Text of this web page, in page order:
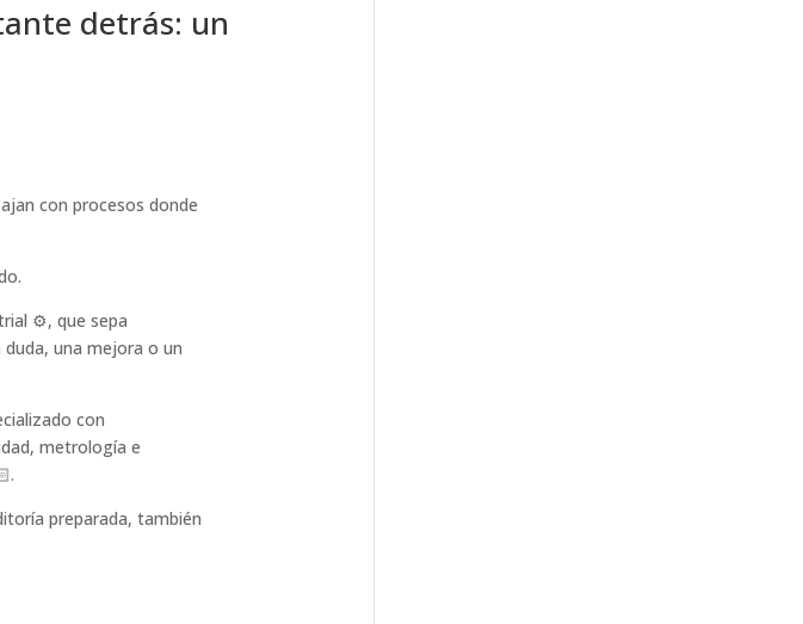
detrás: un
con procesos donde
⚙️, que sepa
una mejora o un
con
metrología e
preparada, también